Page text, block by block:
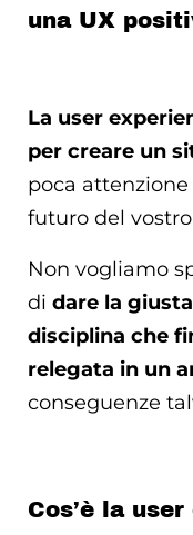
una UX
La user
per creare un
poca
futuro del
Non vogliamo
di dare la
disciplina che
relegata in un
conseguenze
Cos’è la